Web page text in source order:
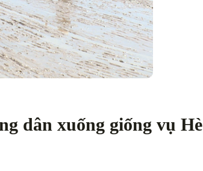
dân xuống giống vụ Hè